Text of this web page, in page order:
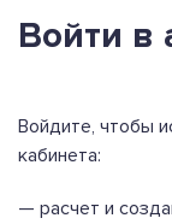
Войти в
Войдите, чтобы
кабинета:
— расчет и